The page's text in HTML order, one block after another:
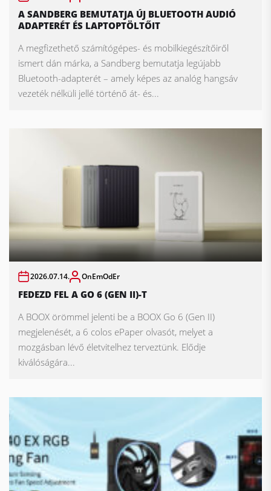
A SANDBERG BEMUTATJA ÚJ BLUETOOTH AUDIÓ
ADAPTERÉT ÉS LAPTOPTÖLTŐIT
A megfizethető számítógépes- és mobilkiegészítőiről
ismert dán márka, a Sandberg bemutatja legújabb
Bluetooth-adapterét – amely képes az analóg hangsáv
vezeték nélküli jellé történő át- és...
2026.07.14. OnEmOdEr
FEDEZD FEL A GO 6 (GEN II)-T
A BOOX örömmel jelenti be a BOOX Go 6 (Gen II)
megjelenését, a 6 colos ePaper olvasót, melyet a
mozgásban lévő életvitelhez terveztünk. Elődje
kiválóságára...